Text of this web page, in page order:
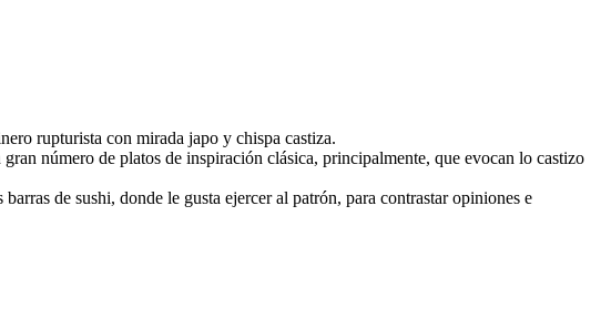
rupturista con mirada japo y chispa castiza.
número de platos de inspiración clásica, principalmente, que evocan lo castizo
de sushi, donde le gusta ejercer al patrón, para contrastar opiniones e